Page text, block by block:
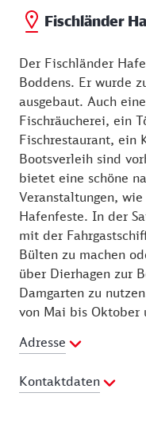
Fischländer
Der Fischländer
Boddens. Er wurde
ausgebaut. Auch
Fischräucherei, ein
Fischrestaurant, ein
Bootsverleih sind
bietet eine schöne
Veranstaltungen,
Hafenfeste. In der
mit der
Bülten zu machen
über Dierhagen zur
Damgarten zu
von Mai bis Oktober
Adresse
Kontaktdaten